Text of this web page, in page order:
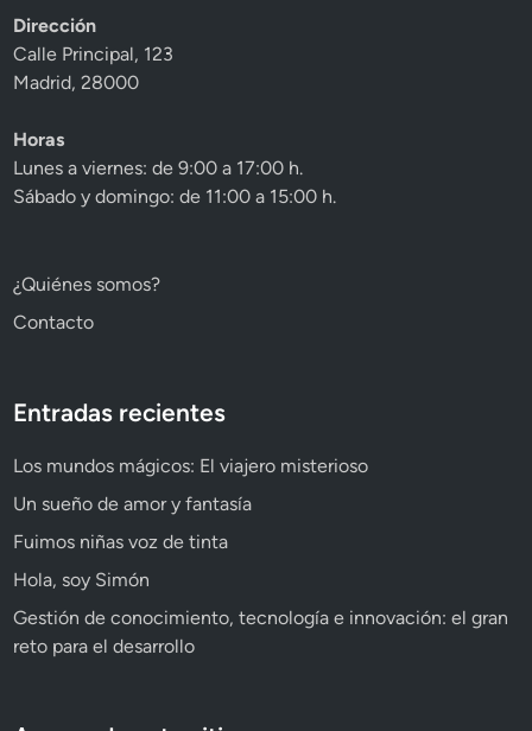
Dirección
Calle Principal, 123
Madrid, 28000
Horas
Lunes a viernes: de 9:00 a 17:00 h.
Sábado y domingo: de 11:00 a 15:00 h.
¿Quiénes somos?
Contacto
Entradas recientes
Los mundos mágicos: El viajero misterioso
Un sueño de amor y fantasía
Fuimos niñas voz de tinta
Hola, soy Simón
Gestión de conocimiento, tecnología e innovación: el gran
reto para el desarrollo